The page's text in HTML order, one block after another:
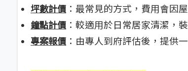
坪數計價 ：最常見的方式，費用會因
鐘點計價 ：較適用於日常居家清潔，
專案報價 ：由專人到府評估後，提供